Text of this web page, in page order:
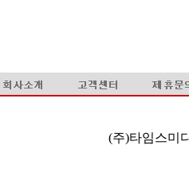
(주)타임스미